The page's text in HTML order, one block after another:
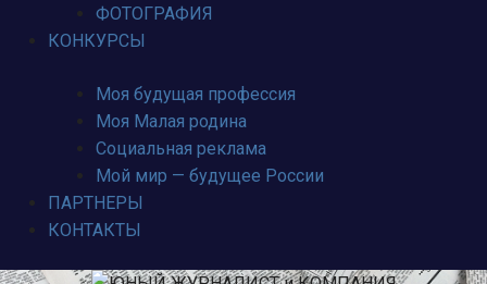
ФОТОГРАФИЯ
КОНКУРСЫ
Моя будущая профессия
Моя Малая родина
Социальная реклама
Мой мир — будущее России
ПАРТНЕРЫ
КОНТАКТЫ